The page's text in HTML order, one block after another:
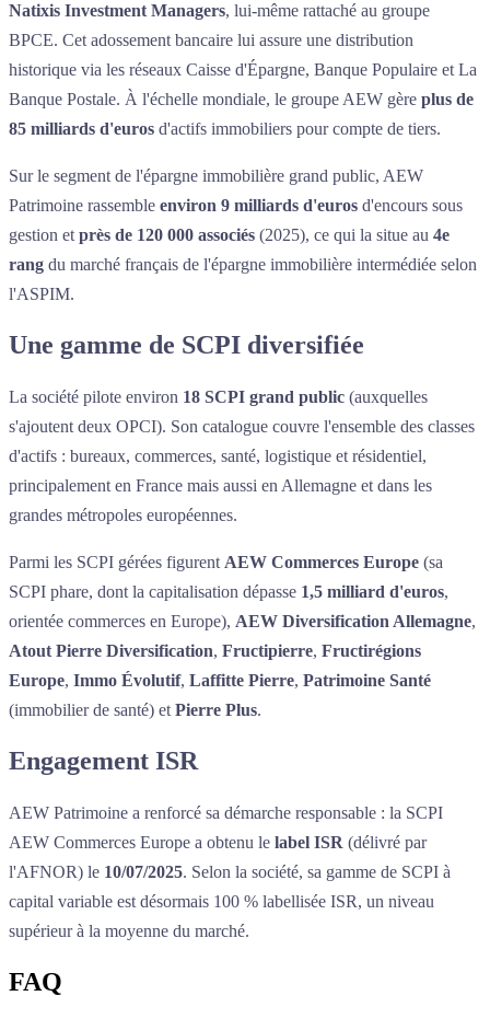
Natixis Investment Managers, lui-même rattaché au groupe
BPCE. Cet adossement bancaire lui assure une distribution
historique via les réseaux Caisse d'Épargne, Banque Populaire et La
Banque Postale. À l'échelle mondiale, le groupe AEW gère plus de
85 milliards d'euros d'actifs immobiliers pour compte de tiers.
Sur le segment de l'épargne immobilière grand public, AEW
Patrimoine rassemble environ 9 milliards d'euros d'encours sous
gestion et près de 120 000 associés (2025), ce qui la situe au 4e
rang du marché français de l'épargne immobilière intermédiée selon
l'ASPIM.
Une gamme de SCPI diversifiée
La société pilote environ 18 SCPI grand public (auxquelles
s'ajoutent deux OPCI). Son catalogue couvre l'ensemble des classes
d'actifs : bureaux, commerces, santé, logistique et résidentiel,
principalement en France mais aussi en Allemagne et dans les
grandes métropoles européennes.
Parmi les SCPI gérées figurent AEW Commerces Europe (sa
SCPI phare, dont la capitalisation dépasse 1,5 milliard d'euros,
orientée commerces en Europe), AEW Diversification Allemagne,
Atout Pierre Diversification, Fructipierre, Fructirégions
Europe, Immo Évolutif, Laffitte Pierre, Patrimoine Santé
(immobilier de santé) et Pierre Plus.
Engagement ISR
AEW Patrimoine a renforcé sa démarche responsable : la SCPI
AEW Commerces Europe a obtenu le label ISR (délivré par
l'AFNOR) le 10/07/2025. Selon la société, sa gamme de SCPI à
capital variable est désormais 100 % labellisée ISR, un niveau
supérieur à la moyenne du marché.
FAQ